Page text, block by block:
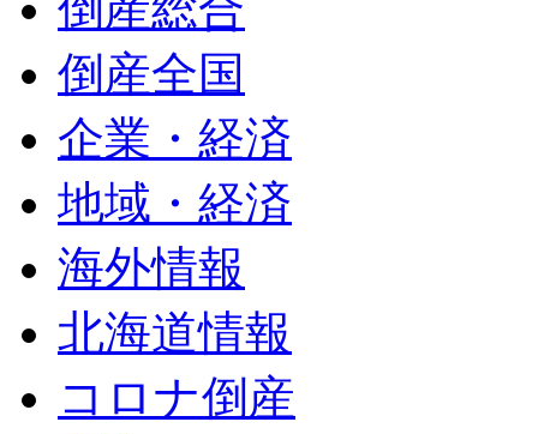
倒産全国
企業・経済
地域・経済
海外情報
北海道情報
コロナ倒産